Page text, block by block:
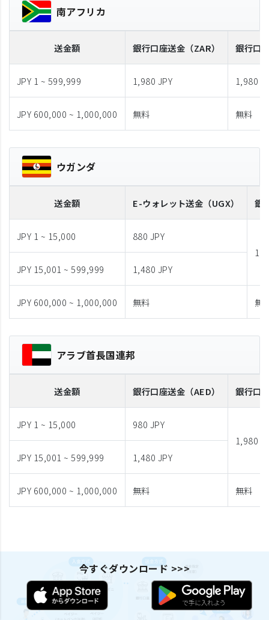
南アフリカ
送金額 銀行口座送金 （ZAR） 銀行口
JPY 1 ~ 599,999 1,980 JPY 1,980
JPY 600,000 ~ 1,000,000 無料 無料
ウガンダ
送金額 E-ウォレット送金 （UGX） 銀
JPY 1 ~ 15,000
880 JPY
JPY 15,001 ~ 599,999
1,480 JPY
JPY 600,000 ~ 1,000,000 無料 無
アラブ首長国連邦
送金額 銀行口座送金 （AED） 銀行口
JPY 1 ~ 15,000
980 JPY
1,980
JPY 15,001 ~ 599,999
1,480 JPY
JPY 600,000 ~ 1,000,000 無料 無料
今すぐダウンロード >>>